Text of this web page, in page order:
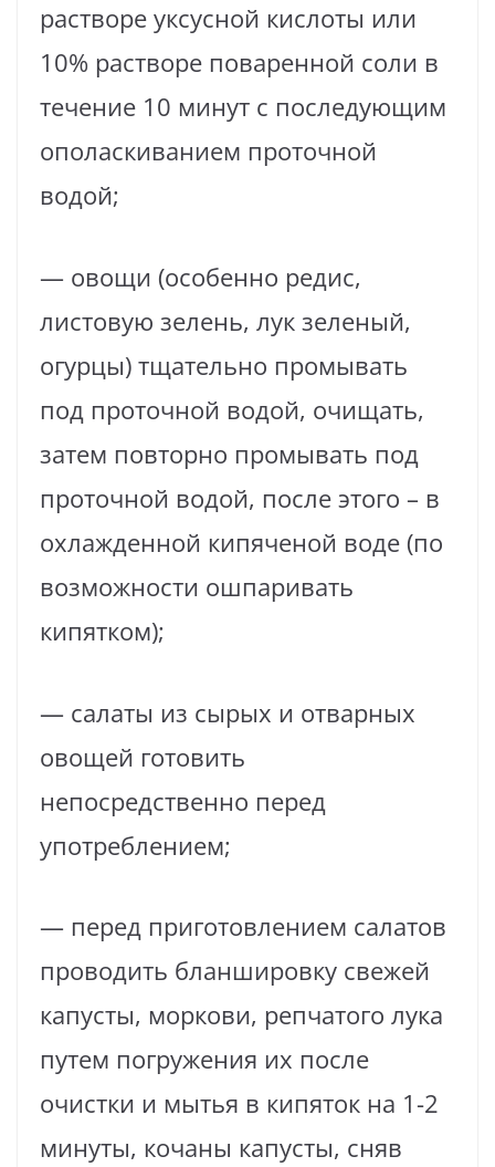
растворе уксусной кислоты или
10% растворе поваренной соли в
течение 10 минут с последующим
ополаскиванием проточной
водой;
— овощи (особенно редис,
листовую зелень, лук зеленый,
огурцы) тщательно промывать
под проточной водой, очищать,
затем повторно промывать под
проточной водой, после этого – в
охлажденной кипяченой воде (по
возможности ошпаривать
кипятком);
— салаты из сырых и отварных
овощей готовить
непосредственно перед
употреблением;
— перед приготовлением салатов
проводить бланшировку свежей
капусты, моркови, репчатого лука
путем погружения их после
очистки и мытья в кипяток на 1-2
минуты, кочаны капусты, сняв